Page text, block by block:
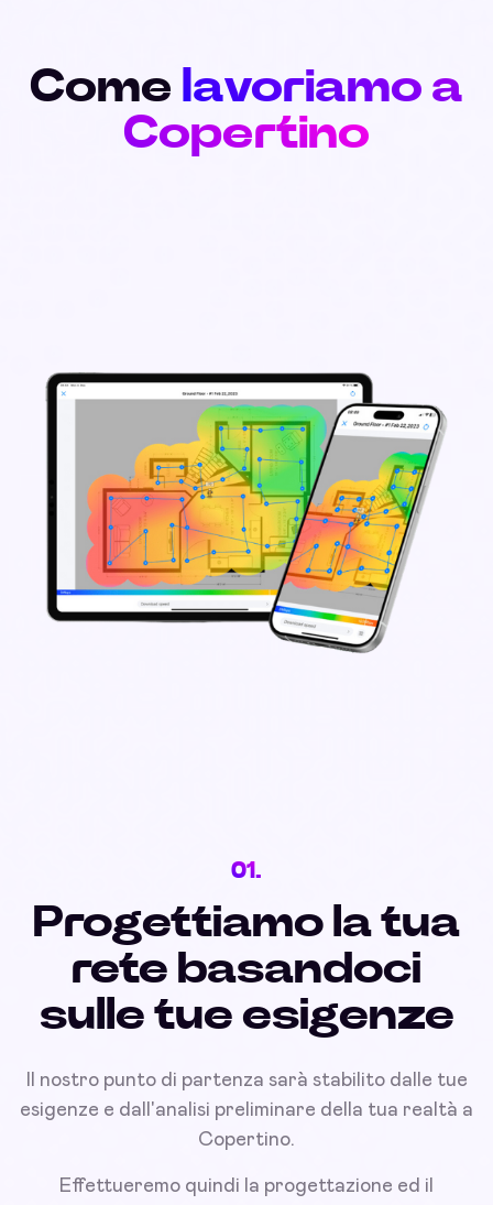
Come lavoriamo a
Copertino
01.
Progettiamo la tua
rete basandoci
sulle tue esigenze
Il nostro punto di partenza sarà stabilito dalle tue
esigenze e dall'analisi preliminare della tua realtà a
Copertino.
Effettueremo quindi la progettazione ed il